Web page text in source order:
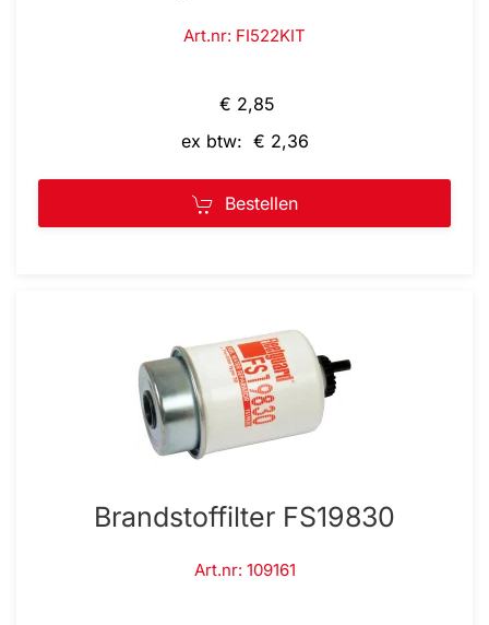
Art.nr: FI522KIT
€ 2,85
ex btw: € 2,36
Bestellen
Brandstoffilter FS19830
Art.nr: 109161